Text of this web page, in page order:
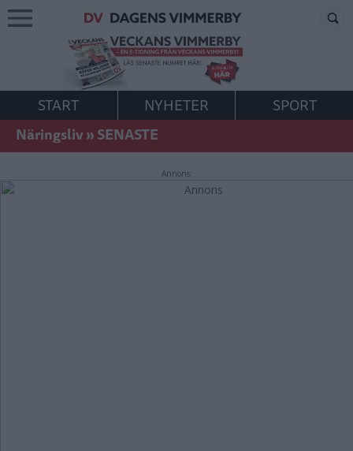
START NYHETER
SPORT
Näringsliv»SENASTE
Annons: